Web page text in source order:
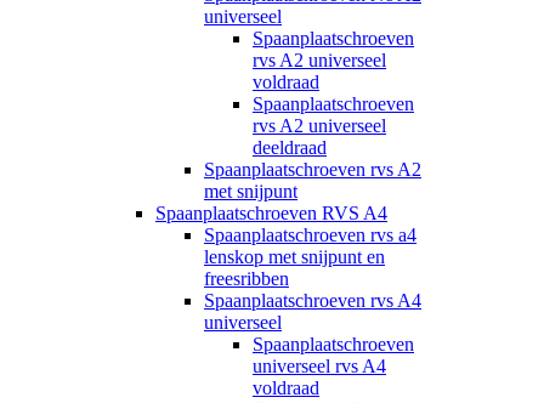
universeel
Spaanplaatschroeven
rvs A2 universeel
voldraad
Spaanplaatschroeven
rvs A2 universeel
deeldraad
Spaanplaatschroeven rvs A2
met snijpunt
Spaanplaatschroeven RVS A4
Spaanplaatschroeven rvs a4
lenskop met snijpunt en
freesribben
Spaanplaatschroeven rvs A4
universeel
Spaanplaatschroeven
universeel rvs A4
voldraad